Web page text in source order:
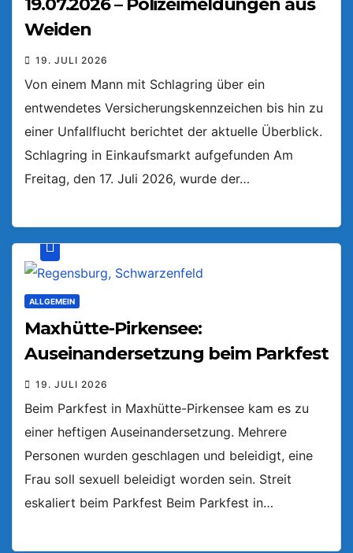
19.07.2026 – Polizeimeldungen aus
Weiden
19. JULI 2026
Von einem Mann mit Schlagring über ein
entwendetes Versicherungskennzeichen bis hin zu
einer Unfallflucht berichtet der aktuelle Überblick.
Schlagring in Einkaufsmarkt aufgefunden Am
Freitag, den 17. Juli 2026, wurde der…
ALLGEMEIN
Maxhütte-Pirkensee:
Auseinandersetzung beim Parkfest
19. JULI 2026
Beim Parkfest in Maxhütte-Pirkensee kam es zu
einer heftigen Auseinandersetzung. Mehrere
Personen wurden geschlagen und beleidigt, eine
Frau soll sexuell beleidigt worden sein. Streit
eskaliert beim Parkfest Beim Parkfest in…